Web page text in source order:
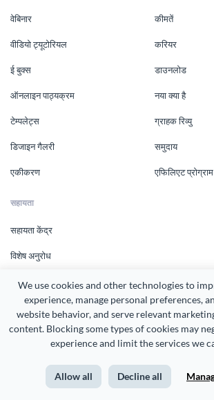
We use cookies and other technologies to
experience, manage personal preferences,
website behavior, and serve relevant
content. Blocking some types of cookies may
experience and limit the services we
Allow all Decline all
वेबिनार
वीडियो ट्यूटोरियल
ई बुक्स
ऑनलाइन पाठ्यक्रम
टेम्पलेट्स
डिजाइन गैलरी
एकीकरण
कीमतें
करियर
डाउनलोड
नया क्या है
ग्राहक रिव्यु
समुदाय
एफिलिएट प्रोग्राम
सहायता
सहायता केंद्र
विशेष अनुरोध
संपर्क करें
नई विशेषताएं और लेख